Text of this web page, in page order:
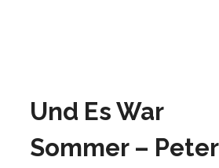
Und Es War
Sommer – Peter